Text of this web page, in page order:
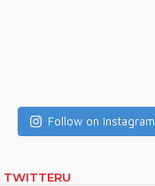
Follow on Instagram
TWITTERU